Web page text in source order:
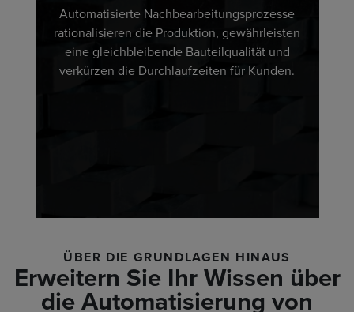
Automatisierte Nachbearbeitungsprozesse
rationalisieren die Produktion, gewährleisten
eine gleichbleibende Bauteilqualität und
verkürzen die Durchlaufzeiten für Kunden.
ÜBER DIE GRUNDLAGEN HINAUS
Erweitern Sie Ihr Wissen über
die Automatisierung von